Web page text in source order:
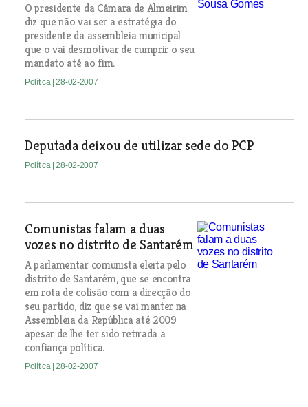
O presidente da Câmara de Almeirim
diz que não vai ser a estratégia do
presidente da assembleia municipal
que o vai desmotivar de cumprir o seu
mandato até ao fim.
Política | 28-02-2007
Deputada deixou de utilizar sede do PCP
Política | 28-02-2007
Comunistas falam a duas
vozes no distrito de Santarém
A parlamentar comunista eleita pelo
distrito de Santarém, que se encontra
em rota de colisão com a direcção do
seu partido, diz que se vai manter na
Assembleia da República até 2009
apesar de lhe ter sido retirada a
confiança política.
Política | 28-02-2007